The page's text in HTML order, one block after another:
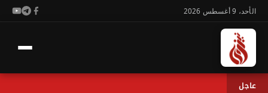
الأحد، 9 أغسطس 2026
عاجل